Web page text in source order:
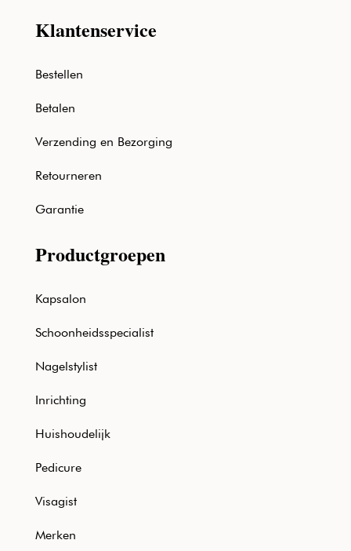
Klantenservice
Bestellen
Betalen
Verzending en Bezorging
Retourneren
Garantie
Productgroepen
Kapsalon
Schoonheidsspecialist
Nagelstylist
Inrichting
Huishoudelijk
Pedicure
Visagist
Merken